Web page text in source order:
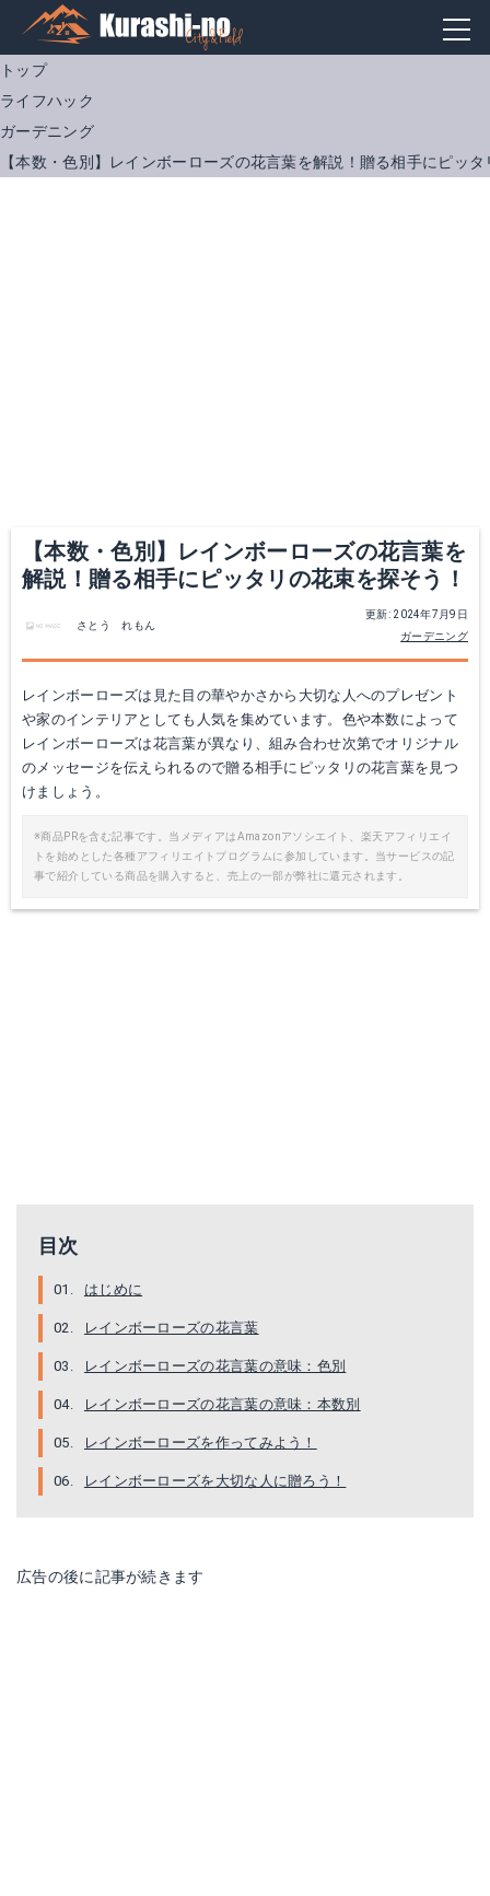
トップ
ライフハック
ガーデニング
【本数・色別】レインボーローズの花言葉を解説！贈る相手にピッ
【本数・色別】レインボーローズの花言葉を
解説！贈る相手にピッタリの花束を探そう！
更新: 2024年7月9日
ガーデニング
さとう れもん
レインボーローズは見た目の華やかさから大切な人へのプレゼント
や家のインテリアとしても人気を集めています。色や本数によって
レインボーローズは花言葉が異なり、組み合わせ次第でオリジナル
のメッセージを伝えられるので贈る相手にピッタリの花言葉を見つ
けましょう。
※商品PRを含む記事です。当メディアはAmazonアソシエイト、楽天アフィリエイ
トを始めとした各種アフィリエイトプログラムに参加しています。当サービスの記
事で紹介している商品を購入すると、売上の一部が弊社に還元されます。
目次
はじめに
レインボーローズの花言葉
レインボーローズの花言葉の意味：色別
レインボーローズの花言葉の意味：本数別
レインボーローズを作ってみよう！
レインボーローズを大切な人に贈ろう！
広告の後に記事が続きます